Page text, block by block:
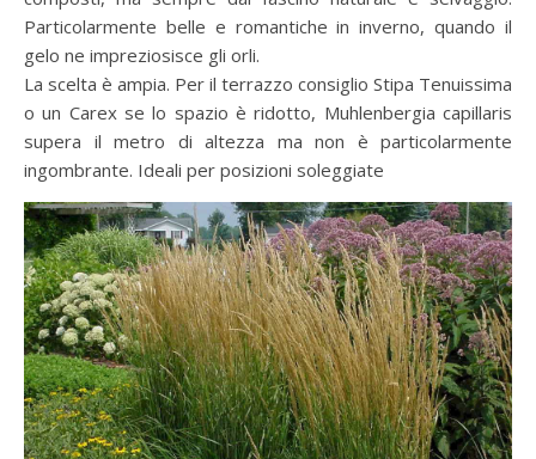
Particolarmente belle e romantiche in inverno, quando il
gelo ne impreziosisce gli orli.
La scelta è ampia. Per il terrazzo consiglio Stipa Tenuissima
o un Carex se lo spazio è ridotto, Muhlenbergia capillaris
supera il metro di altezza ma non è particolarmente
ingombrante. Ideali per posizioni soleggiate